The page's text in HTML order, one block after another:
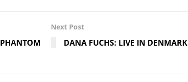
Next Post
DANA FUCHS: LIVE IN DENMARK